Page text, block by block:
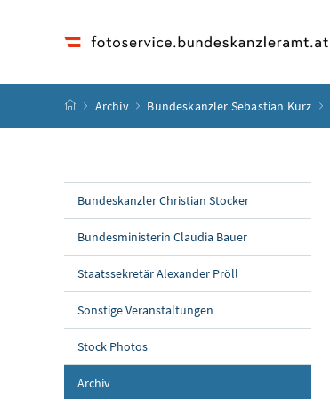
Startseite
Archiv Bundeskanzler Sebastian Kurz
Bundeskanzler Christian Stocker
Bundesministerin Claudia Bauer
Staatssekretär Alexander Pröll
Sonstige Veranstaltungen
Stock Photos
Archiv